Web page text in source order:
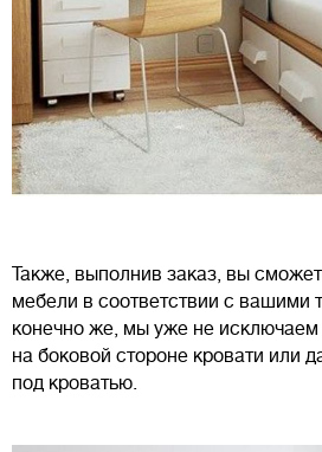
Также, выполнив заказ, вы
мебели в соответствии с вашими
конечно же, мы уже не
на боковой стороне кровати или
под кроватью.